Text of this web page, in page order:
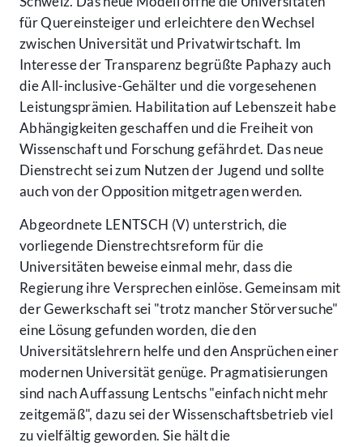
für Quereinsteiger und erleichtere den Wechsel
zwischen Universität und Privatwirtschaft. Im
Interesse der Transparenz begrüßte Paphazy auch
die All-inclusive-Gehälter und die vorgesehenen
Leistungsprämien. Habilitation auf Lebenszeit habe
Abhängigkeiten geschaffen und die Freiheit von
Wissenschaft und Forschung gefährdet. Das neue
Dienstrecht sei zum Nutzen der Jugend und sollte
auch von der Opposition mitgetragen werden.
Abgeordnete LENTSCH (V) unterstrich, die
vorliegende Dienstrechtsreform für die
Universitäten beweise einmal mehr, dass die
Regierung ihre Versprechen einlöse. Gemeinsam mit
der Gewerkschaft sei "trotz mancher Störversuche"
eine Lösung gefunden worden, die den
Universitätslehrern helfe und den Ansprüchen einer
modernen Universität genüge. Pragmatisierungen
sind nach Auffassung Lentschs "einfach nicht mehr
zeitgemäß", dazu sei der Wissenschaftsbetrieb viel
zu vielfältig geworden. Sie hält die